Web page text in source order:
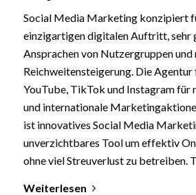
Social Media Marketing konzipiert
einzigartigen digitalen Auftritt, sehr
Ansprachen von Nutzergruppen und
Reichweitensteigerung. Die
YouTube, TikTok und Instagram für
und internationale
ist innovatives Social Media
unverzichtbares Tool um effektiv
ohne viel Streuverlust zu betreiben.
Weiterlesen